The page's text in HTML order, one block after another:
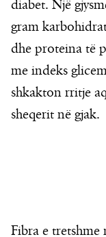
diabet. Një
gram
dhe proteina të
me indeks
shkakton rritje
sheqerit në gjak.
Fibra e tretshme